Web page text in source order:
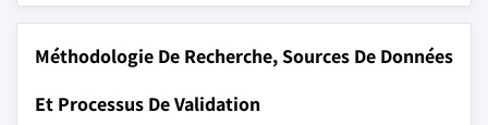
Méthodologie De Recherche, Sources De Données
Et Processus De Validation